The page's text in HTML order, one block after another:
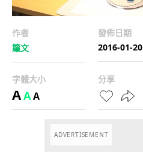
作者
籮文
發佈日期
2016-01-20
字體大小
AAA
分享
ADVERTISEMENT